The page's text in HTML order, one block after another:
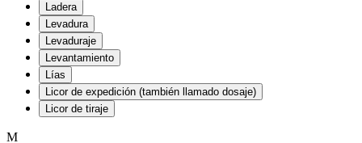
Ladera
Levadura
Levaduraje
Levantamiento
Lías
Licor de expedición (también llamado dosaje)
Licor de tiraje
M